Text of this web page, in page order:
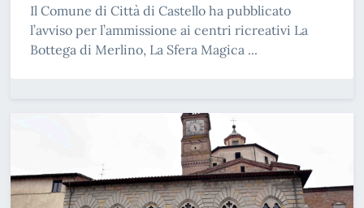
Il Comune di Città di Castello ha pubblicato
l’avviso per l’ammissione ai centri ricreativi La
Bottega di Merlino, La Sfera Magica ...